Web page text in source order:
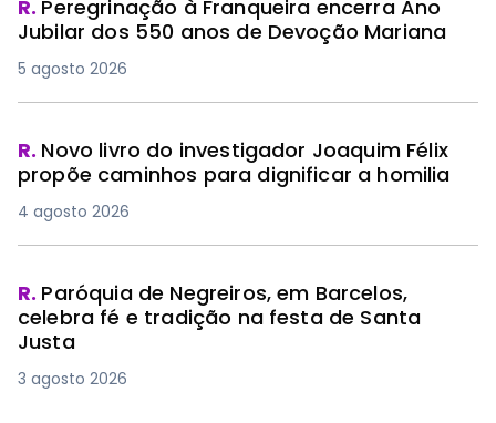
R. Peregrinação à Franqueira encerra Ano
Jubilar dos 550 anos de Devoção Mariana
5 agosto 2026
R. Novo livro do investigador Joaquim Félix
propõe caminhos para dignificar a homilia
4 agosto 2026
R. Paróquia de Negreiros, em Barcelos,
celebra fé e tradição na festa de Santa
Justa
3 agosto 2026